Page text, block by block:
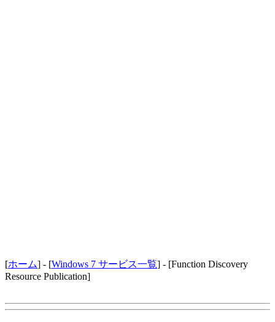
[ホーム] - [Windows 7 サービス一覧] - [Function Discovery
Resource Publication]